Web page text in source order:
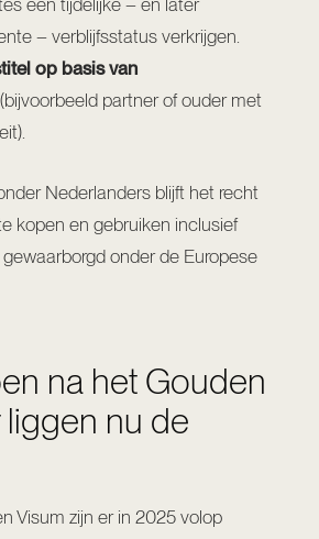
een tijdelijke – en later
– verblijfsstatus verkrijgen.
op basis van
(bijvoorbeeld partner of ouder met
Nederlanders blijft het recht
kopen en gebruiken inclusief
onder de Europese
na het Gouden
liggen nu de
Visum zijn er in 2025 volop